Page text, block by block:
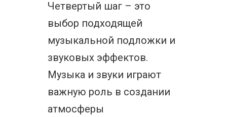
Четвертый шаг – это
выбор подходящей
музыкальной подложки и
звуковых эффектов.
Музыка и звуки играют
важную роль в создании
атмосферы